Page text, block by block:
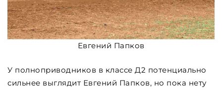
Евгений Папков
У полноприводников в классе Д2 потенциально
сильнее выглядит Евгений Папков, но пока нету